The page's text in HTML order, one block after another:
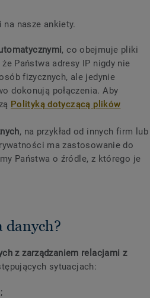
nasze ankiety.
, co obejmuje pliki
Państwa adresy IP nigdy nie
fizycznych, ale jedynie
dokonują połączenia. Aby
Polityką dotyczącą plików
, na przykład od innych firm lub
ma zastosowanie do
Państwa o źródle, z którego je
danych?
z zarządzaniem relacjami z
sytuacjach: